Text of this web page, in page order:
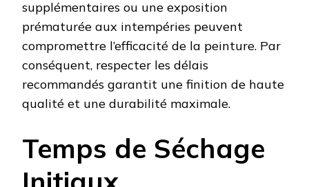
supplémentaires ou une exposition
prématurée aux intempéries peuvent
compromettre l’efficacité de la peinture. Par
conséquent, respecter les délais
recommandés garantit une finition de haute
qualité et une durabilité maximale.
Temps de Séchage